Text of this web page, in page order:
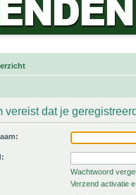
vereist dat je
Wachtwoord
Verzend activatie